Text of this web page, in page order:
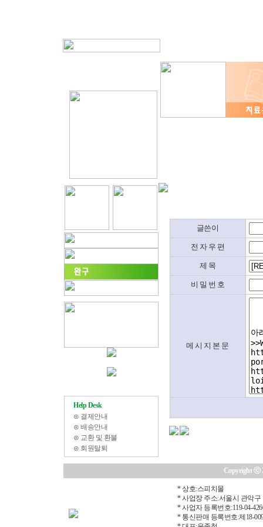
Help Desk
⊙ 결제안내
⊙배송안내
⊙ 교환 및 환불
⊙ 회원탈퇴
글쓴이
전 자 우 편
제 목
비 밀 번 호
메 시 지 본 문
Copyright ⓒ
* 상호:스피치몰
* 사업장 주소:서울시 관악구
* 사업자 등록번호:119-04-
* 통신판매 등록번호:제18-